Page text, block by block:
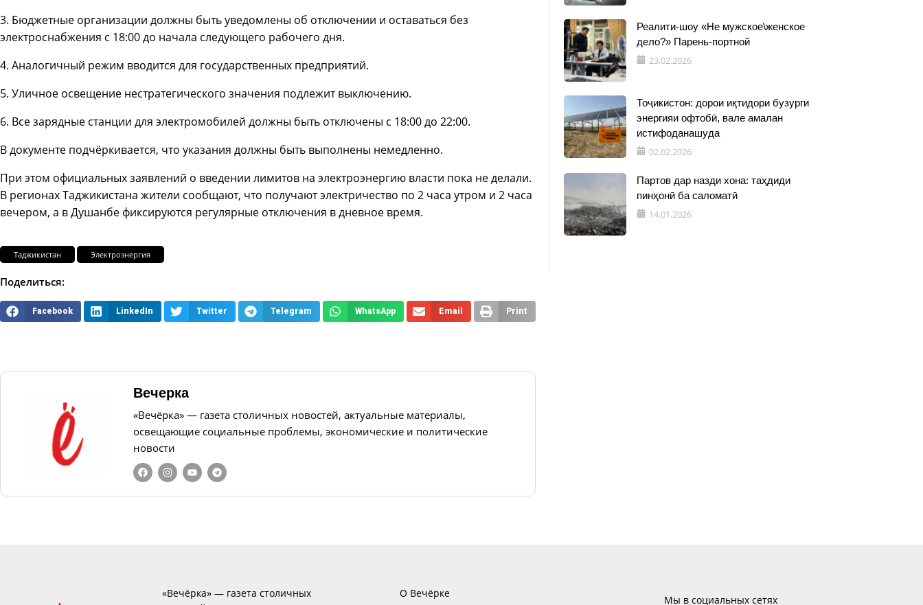
3. Бюджетные организации должны быть уведомлены об отключении и оставаться без
электроснабжения с 18:00 до начала следующего рабочего дня.
4. Аналогичный режим вводится для государственных предприятий.
5. Уличное освещение нестратегического значения подлежит выключению.
6. Все зарядные станции для электромобилей должны быть отключены с 18:00 до 22:00.
В документе подчёркивается, что указания должны быть выполнены немедленно.
При этом официальных заявлений о введении лимитов на электроэнергию власти пока не делали.
В регионах Таджикистана жители сообщают, что получают электричество по 2 часа утром и 2 часа
вечером, а в Душанбе фиксируются регулярные отключения в дневное время.
Таджикистан Электроэнергия
Поделиться:
Facebook LinkedIn Twitter Telegram WhatsApp Email Print
Вечерка
«Вечёрка» — газета столичных новостей, актуальные материалы,
освещающие социальные проблемы, экономические и политические
новости
Реалити-шоу «Не мужское\женское
дело?» Парень-портной
23.02.2026
Тоҷикистон: дорои иқтидори бузурги
энергияи офтобӣ, вале амалан
истифоданашуда
02.02.2026
Партов дар назди хона: таҳдиди
пинҳонӣ ба саломатӣ
14.01.2026
«Вечёрка» — газета столичных
О Вечёрке
Мы в социальных сетях